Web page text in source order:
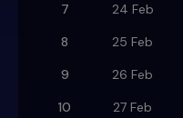
7
24 Feb
8
25 Feb
9
26 Feb
10
27 Feb